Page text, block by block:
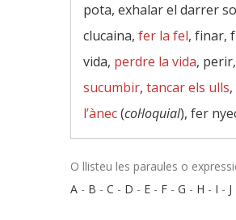
pota, exhalar el darrer
clucaina, fer la fel, finar,
vida, perdre la vida,
sucumbir, tancar els ulls,
l’ànec(col·loquial), fer
O llisteu les paraules o
A - B - C - D - E - F - G - H - I - J